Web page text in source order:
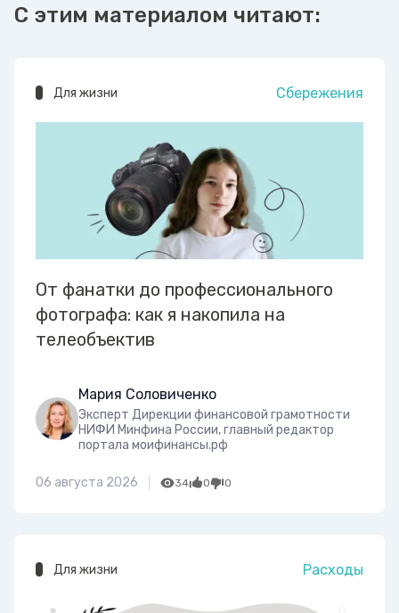
С этим материалом читают:
Для жизни Сбережения
От фанатки до профессионального
фотографа: как я накопила на
телеобъектив
Мария Соловиченко
Эксперт Дирекции финансовой грамотности
НИФИ Минфина России, главный редактор
портала моифинансы.рф
06 августа 2026 34 0 0
Для жизни Расходы